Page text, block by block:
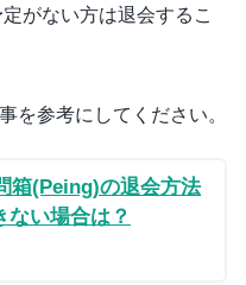
がない方は退会するこ
を参考にしてください。
箱(Peing)の退会方法
ない場合は？